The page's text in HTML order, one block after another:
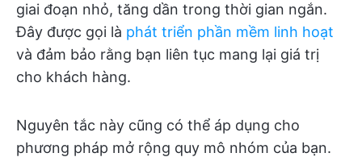
giai đoạn nhỏ, tăng dần trong thời gian ngắn.
Đây được gọi là phát triển phần mềm linh hoạt
và đảm bảo rằng bạn liên tục mang lại giá trị
cho khách hàng.
Nguyên tắc này cũng có thể áp dụng cho
phương pháp mở rộng quy mô nhóm của bạn.